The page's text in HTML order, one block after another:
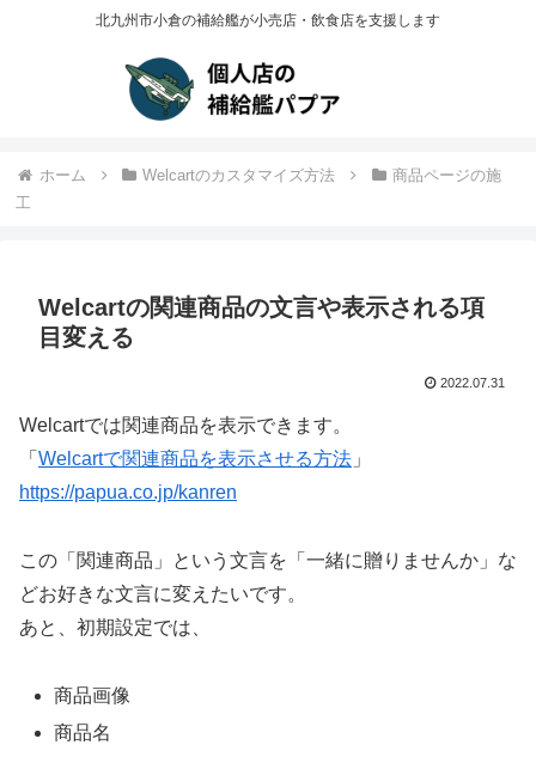
北九州市小倉の補給艦が小売店・飲食店を支援します
ホーム Welcartのカスタマイズ方法
商品ページの施
工
Welcartの関連商品の文言や表示される項
目変える
2022.07.31
Welcartでは関連商品を表示できます。
「 Welcartで関連商品を表示させる方法 」
https://papua.co.jp/kanren
この「関連商品」という文言を「一緒に贈りませんか」な
どお好きな文言に変えたいです。
あと、初期設定では、
商品画像
商品名